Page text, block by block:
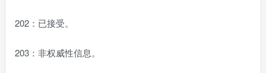
202：已接受。
203：非权威性信息。